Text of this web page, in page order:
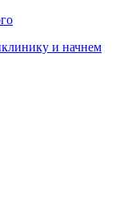
и начнем